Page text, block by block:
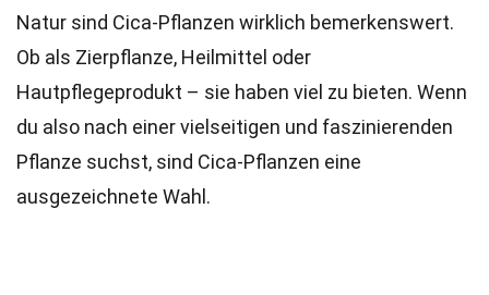
Natur sind Cica-Pflanzen wirklich bemerkenswert.
Ob als Zierpflanze, Heilmittel oder
Hautpflegeprodukt – sie haben viel zu bieten. Wenn
du also nach einer vielseitigen und faszinierenden
Pflanze suchst, sind Cica-Pflanzen eine
ausgezeichnete Wahl.